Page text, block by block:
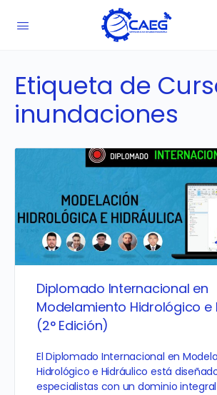
Etiqueta de
inundaciones
Diplomado Internacional en
Modelamiento Hidrológico e
(2° Edición)
El Diplomado Internacional en
Hidrológico e Hidráulico está
especialistas con un dominio